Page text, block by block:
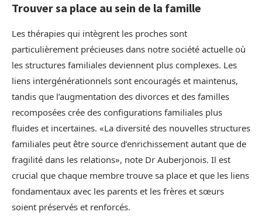
Trouver sa place au sein de la famille
Les thérapies qui intègrent les proches sont
particulièrement précieuses dans notre société actuelle où
les structures familiales deviennent plus complexes. Les
liens intergénérationnels sont encouragés et maintenus,
tandis que l’augmentation des divorces et des familles
recomposées crée des configurations familiales plus
fluides et incertaines. «La diversité des nouvelles structures
familiales peut être source d’enrichissement autant que de
fragilité dans les relations», note Dr Auberjonois. Il est
crucial que chaque membre trouve sa place et que les liens
fondamentaux avec les parents et les frères et sœurs
soient préservés et renforcés.